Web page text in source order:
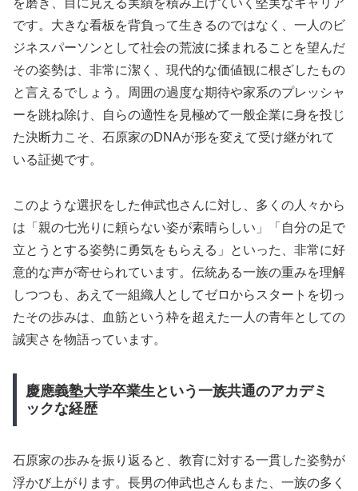
です。大きな看板を背負って生きるのではなく、一人のビ
ジネスパーソンとして社会の荒波に揉まれることを望んだ
その姿勢は、非常に潔く、現代的な価値観に根ざしたもの
と言えるでしょう。周囲の過度な期待や家系のプレッシャ
ーを跳ね除け、自らの適性を見極めて一般企業に身を投じ
た決断力こそ、石原家のDNAが形を変えて受け継がれて
いる証拠です。
このような選択をした伸武也さんに対し、多くの人々から
は「親の七光りに頼らない姿が素晴らしい」「自分の足で
立とうとする姿勢に勇気をもらえる」といった、非常に好
意的な声が寄せられています。伝統ある一族の重みを理解
しつつも、あえて一組織人としてゼロからスタートを切っ
たその歩みは、血筋という枠を超えた一人の青年としての
誠実さを物語っています。
慶應義塾大学卒業生という一族共通のアカデミ
ックな経歴
石原家の歩みを振り返ると、教育に対する一貫した姿勢が
浮かび上がります。長男の伸武也さんもまた、一族の多く